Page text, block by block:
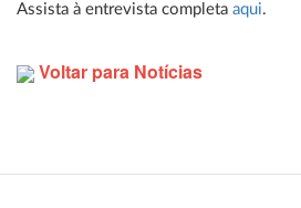
Assista à entrevista completa aqui.
Voltar para Notícias